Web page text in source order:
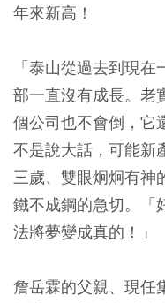
年來新高！
「泰山從過去到現
部一直沒有成長。老
個公司也不會倒，它
不是說大話，可能新
三歲、雙眼炯炯有神
鐵不成鋼的急切。「
法將夢變成真的！」
詹岳霖的父親、現任